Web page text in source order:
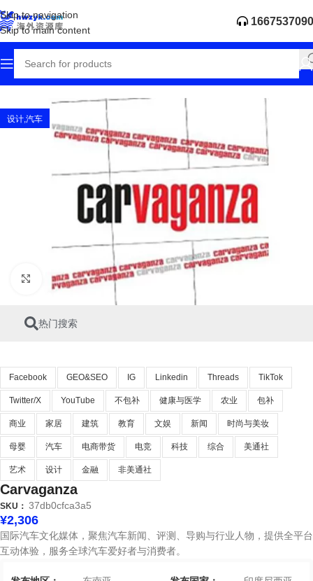
Skip to navigation
Skip to main content
首页 垂直媒体
Click to enlarge
热门搜索
Facebook GEO&SEO IG Linkedin Threads TikTok
Twitter/X YouTube 不包补 健康与医学 农业 包补
商业 家居 建筑 教育 文娱 新闻 时尚与美妆
母婴 汽车 电商带货 电竞 科技 综合 美通社
艺术 设计 金融 非美通社
设计,汽车
Carvaganza
SKU： 37db0cfca3a5
¥2,306
国际汽车文化媒体，聚焦汽车新闻、评测、导购与行业人物，提供全平台
互动体验，服务全球汽车爱好者与消费者。